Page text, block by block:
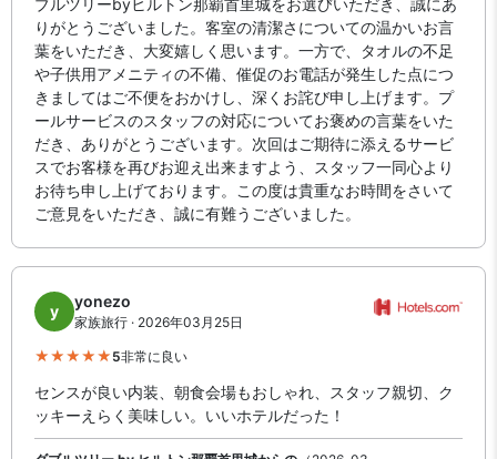
ブルツリーbyヒルトン那覇首里城をお選びいただき、誠にあ
りがとうございました。客室の清潔さについての温かいお言
葉をいただき、大変嬉しく思います。一方で、タオルの不足
や子供用アメニティの不備、催促のお電話が発生した点につ
きましてはご不便をおかけし、深くお詫び申し上げます。プ
ールサービスのスタッフの対応についてお褒めの言葉をいた
だき、ありがとうございます。次回はご期待に添えるサービ
スでお客様を再びお迎え出来ますよう、スタッフ一同心より
お待ち申し上げております。この度は貴重なお時間をさいて
ご意見をいただき、誠に有難うございました。
y
yonezo
家族旅行 · 2026年03月25日
5非常に良い
センスが良い内装、朝食会場もおしゃれ、スタッフ親切、ク
ッキーえらく美味しい。いいホテルだった！